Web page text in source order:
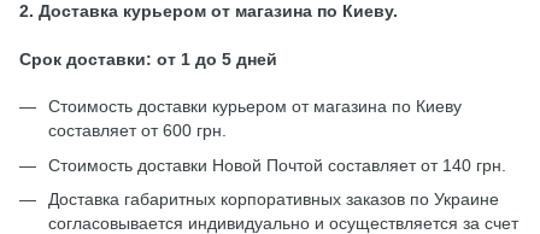
2. Доставка курьером от магазина по Киеву.
Срок доставки: от 1 до 5 дней
Стоимость доставки курьером от магазина по Киеву
составляет от 600 грн.
Стоимость доставки Новой Почтой составляет от 140 грн.
Доставка габаритных корпоративных заказов по Украине
согласовывается индивидуально и осуществляется за счет